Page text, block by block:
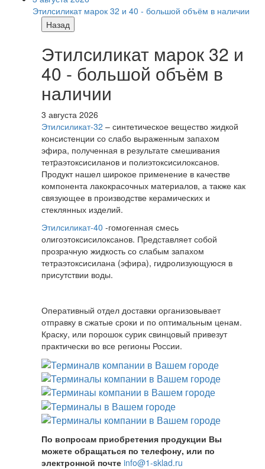
Этилсиликат марок 32 и 40 - большой объём в наличии
Назад
Этилсиликат марок 32 и
40 - большой объём в
наличии
3 августа 2026
Этилсиликат-32 – синтетическое вещество жидкой
консистенции со слабо выраженным запахом
эфира, полученная в результате смешивания
тетpаэтоксисиланов и полиэтоксисилоксанов.
Продукт нашел широкое применение в качестве
компонента лакокрасочных материалов, а также как
связующее в производстве керамических и
стеклянных изделий.
Этилсиликат-40 -гомогенная смесь
олигоэтоксисилоксанов. Представляет собой
прозрачную жидкость со слабым запахом
тетраэтоксисилана (эфира), гидролизующуюся в
присутствии воды.
Оперативный отдел доставки организовывает
отправку в сжатые сроки и по оптимальным ценам.
Краску, или порошок сурик свинцовый привезут
практически во все регионы России.
По вопросам приобретения продукции Вы
можете обращаться по телефону, или по
электронной почте info@1-sklad.ru